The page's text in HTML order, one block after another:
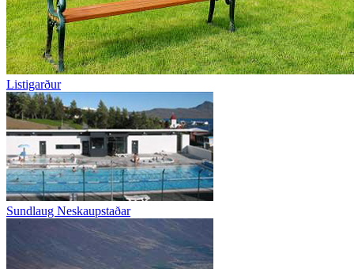
Listigarður
Sundlaug Neskaupstaðar